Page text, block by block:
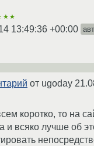
13:49:36 +00:00
от ugoday
коротко, то на
и всяко лучше об